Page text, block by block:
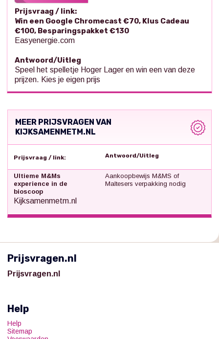
Prijsvraag / link:
Win een Google Chromecast €70, Klus Cadeau
€100, Besparingspakket €130
Easyenergie.com
Antwoord/Uitleg
Speel het spelletje Hoger Lager en win een van deze
prijzen. Kies je eigen prijs
MEER PRIJSVRAGEN VAN
KIJKSAMENMETM.NL
Prijsvraag / link: Antwoord/Uitleg
Ultieme M&Ms
experience in de
bioscoop
Kijksamenmetm.nl
Aankoopbewijs M&MS of
Maltesers verpakking nodig
Prijsvragen.nl
Prijsvragen.nl
Help
Help
Sitemap